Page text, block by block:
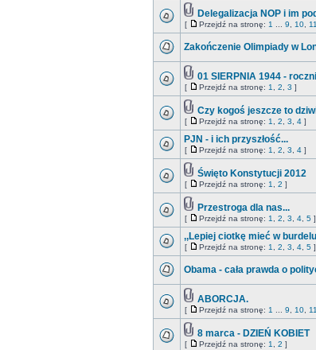
Delegalizacja NOP i im
[ Przejdź na stronę: 1 9 10 11
Zakończenie Olimpiady w
01 SIERPNIA 1944 -
[ Przejdź na stronę: 1 2 3 ]
Czy kogoś jeszcze to
[ Przejdź na stronę: 1 2 3 4 ]
PJN - i ich przyszłość...
[ Przejdź na stronę: 1 2 3 4 ]
Święto Konstytucji 2012
[ Przejdź na stronę: 1 2 ]
Przestroga dla nas...
[ Przejdź na stronę: 1 2 3 4 5 ]
,,Lepiej ciotkę mieć w
[ Przejdź na stronę: 1 2 3 4 5 ]
Obama - cała prawda o
ABORCJA.
[ Przejdź na stronę: 1 9 10 11
8 marca - DZIEŃ KOBIET
[ Przejdź na stronę: 1 2 ]